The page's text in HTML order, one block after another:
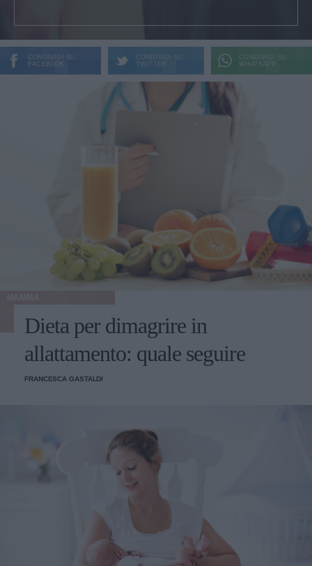
CONDIVIDI SU
FACEBOOK
CONDIVIDI SU
TWITTER
CONDIVIDI SU
WHATSAPP
Dieta per dimagrire in
allattamento: quale seguire
FRANCESCA GASTALDI